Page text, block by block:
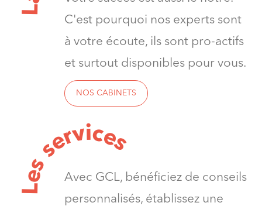
L
C'est pourquoi nos experts sont
à votre écoute, ils sont pro-actifs
et surtout disponibles pour vous.
NOS CABINETS
L
e
s
s
e
rvice
s
Avec GCL, bénéficiez de conseils
personnalisés, établissez une